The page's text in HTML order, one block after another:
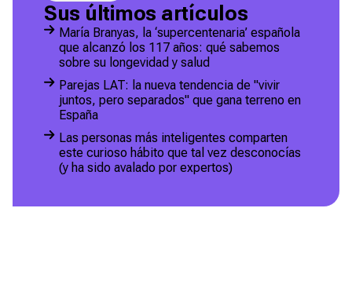
Sus últimos artículos
María Branyas, la ‘supercentenaria’ española
que alcanzó los 117 años: qué sabemos
sobre su longevidad y salud
Parejas LAT: la nueva tendencia de "vivir
juntos, pero separados" que gana terreno en
España
Las personas más inteligentes comparten
este curioso hábito que tal vez desconocías
(y ha sido avalado por expertos)